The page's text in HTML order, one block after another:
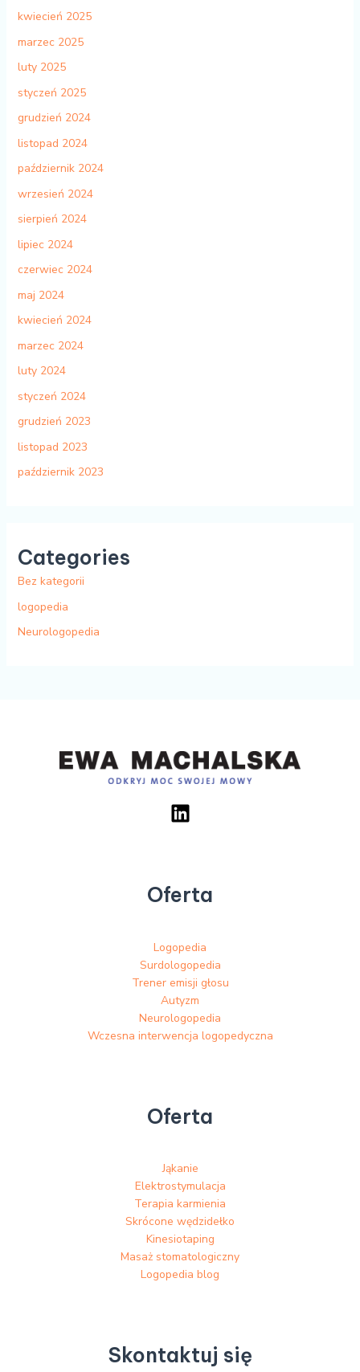
kwiecień 2025
marzec 2025
luty 2025
styczeń 2025
grudzień 2024
listopad 2024
październik 2024
wrzesień 2024
sierpień 2024
lipiec 2024
czerwiec 2024
maj 2024
kwiecień 2024
marzec 2024
luty 2024
styczeń 2024
grudzień 2023
listopad 2023
październik 2023
Categories
Bez kategorii
logopedia
Neurologopedia
Oferta
Logopedia
Surdologopedia
Trener emisji głosu
Autyzm
Neurologopedia
Wczesna interwencja logopedyczna
Oferta
Jąkanie
Elektrostymulacja
Terapia karmienia
Skrócone wędzidełko
Kinesiotaping
Masaż stomatologiczny
Logopedia blog
Skontaktuj się